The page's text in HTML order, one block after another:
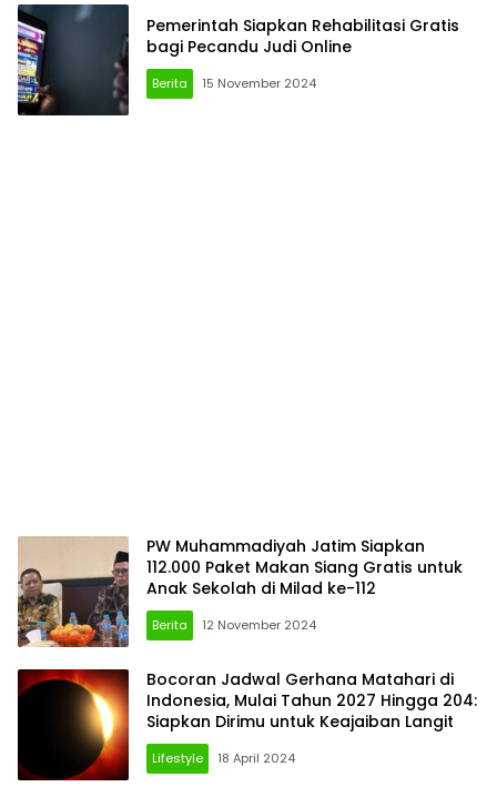
Pemerintah Siapkan Rehabilitasi Gratis
bagi Pecandu Judi Online
Berita 15 November 2024
PW Muhammadiyah Jatim Siapkan
112.000 Paket Makan Siang Gratis untuk
Anak Sekolah di Milad ke-112
Berita 12 November 2024
Bocoran Jadwal Gerhana Matahari di
Indonesia, Mulai Tahun 2027 Hingga 204:
Siapkan Dirimu untuk Keajaiban Langit
Lifestyle 18 April 2024